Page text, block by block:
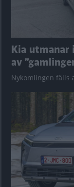
Kia utmanar
av
Nykomlingen fälls